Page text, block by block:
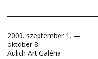
2009. szeptember 1. —
október 8.
Aulich Art Galéria